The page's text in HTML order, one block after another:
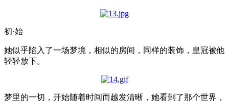
初·始
她似乎陷入了一场梦境，相似的房间，同样的装饰，皇冠被他
轻轻放下。
梦里的一切，开始随着时间而越发清晰，她看到了那个世界，